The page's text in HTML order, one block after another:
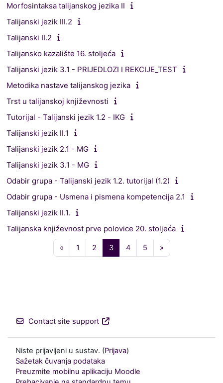
Morfosintaksa talijanskog jezika II
Talijanski jezik III.2
Talijanski II.2
Talijansko kazalište 16. stoljeća
Talijanski jezik 3.1 - PRIJEDLOZI I REKCIJE_TEST
Metodika nastave talijanskog jezika
Trst u talijanskoj književnosti
Tutorijal - Talijanski jezik 1.2 - IKG
Talijanski jezik II.1
Talijanski jezik 2.1 - MG
Talijanski jezik 3.1 - MG
Odabir grupa - Talijanski jezik 1.2. tutorijal (1.2)
Odabir grupa - Usmena i pismena kompetencija 2.1
Talijanski jezik II.1.
Talijanska književnost prve polovice 20. stoljeća
«Prethodna stranica
1 Stranica 1
2Stranica 2
3Stranica 3
4Stranica 4
5Stranica 5
»Sljedeća stranica
Contact site support
Niste prijavljeni u sustav. (Prijava)
Sažetak čuvanja podataka
Preuzmite mobilnu aplikaciju Moodle